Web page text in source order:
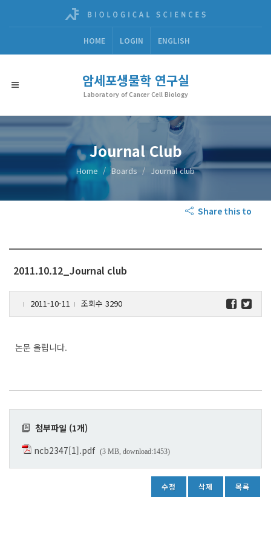
HOME LOGIN ENGLISH
암세포생물학 연구실
Laboratory of Cancer Cell Biology
Journal Club
Home Boards Journal club
Share this to
2011.10.12_Journal club
l 2011-10-11 l 조회수 3290
논문 올립니다.
첨부파일 (1개)
ncb2347[1].pdf (3 MB, download:1453)
수정 삭제 목록